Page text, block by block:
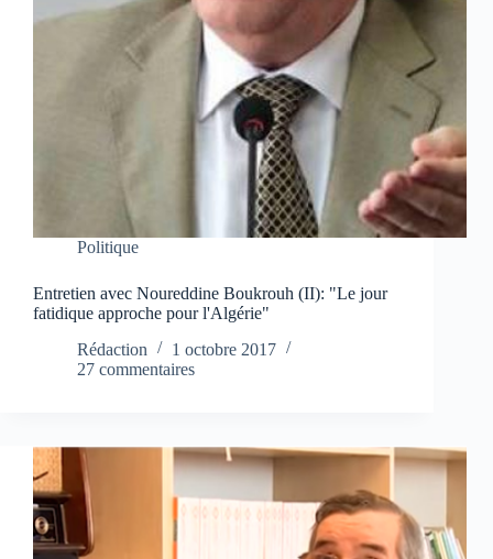
Politique
Entretien avec Noureddine Boukrouh (II): "Le jour
fatidique approche pour l'Algérie"
Rédaction
1 octobre 2017
27 commentaires